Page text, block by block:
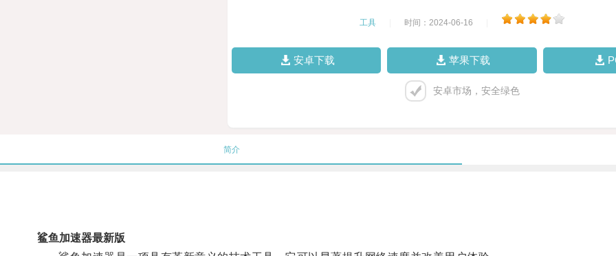
工具 时间：2024-06-16
安卓下载 苹果下载
安卓市场，安全绿色
简介
鲨鱼加速器最新版